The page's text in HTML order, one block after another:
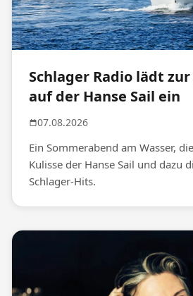
Schlager Radio lädt
auf der Hanse Sail ein
07.08.2026
Ein Sommerabend am Wasser,
Kulisse der Hanse Sail und dazu
Schlager-Hits.